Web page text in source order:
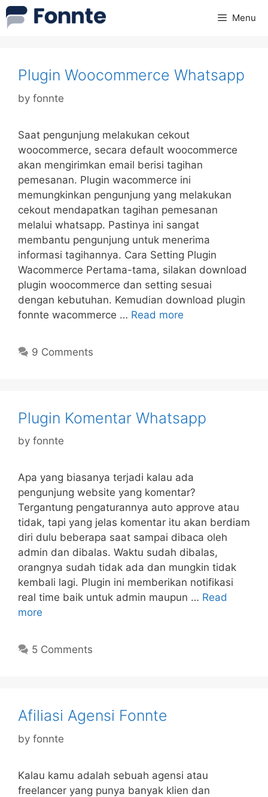
Skip
to
Menu
Plugin Woocommerce Whatsapp
by fonnte
Saat pengunjung melakukan cekout
woocommerce, secara default woocommerce
akan mengirimkan email berisi tagihan
pemesanan. Plugin wacommerce ini
memungkinkan pengunjung yang melakukan
cekout mendapatkan tagihan pemesanan
melalui whatsapp. Pastinya ini sangat
membantu pengunjung untuk menerima
informasi tagihannya. Cara Setting Plugin
Wacommerce Pertama-tama, silakan download
plugin woocommerce dan setting sesuai
dengan kebutuhan. Kemudian download plugin
fonnte wacommerce … Read more
9 Comments
Plugin Komentar Whatsapp
by fonnte
Apa yang biasanya terjadi kalau ada
pengunjung website yang komentar?
Tergantung pengaturannya auto approve atau
tidak, tapi yang jelas komentar itu akan berdiam
diri dulu beberapa saat sampai dibaca oleh
admin dan dibalas. Waktu sudah dibalas,
orangnya sudah tidak ada dan mungkin tidak
kembali lagi. Plugin ini memberikan notifikasi
real time baik untuk admin maupun … Read
more
5 Comments
Afiliasi Agensi Fonnte
by fonnte
Kalau kamu adalah sebuah agensi atau
freelancer yang punya banyak klien dan